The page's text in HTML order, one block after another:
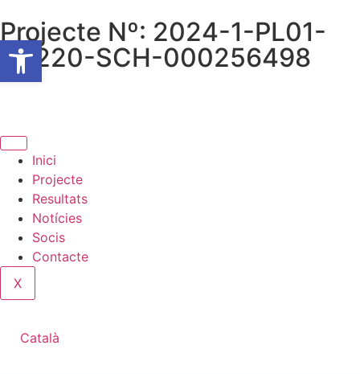
Projecte Nº: 2024-1-PL01-
KA220-SCH-000256498
Inici
Projecte
Resultats
Notícies
Socis
Contacte
X
Català
Obre la barra d'eines